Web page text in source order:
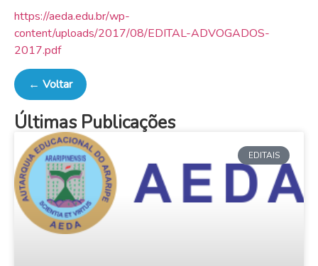
https://aeda.edu.br/wp-
content/uploads/2017/08/EDITAL-ADVOGADOS-
2017.pdf
← Voltar
Últimas Publicações
EDITAIS